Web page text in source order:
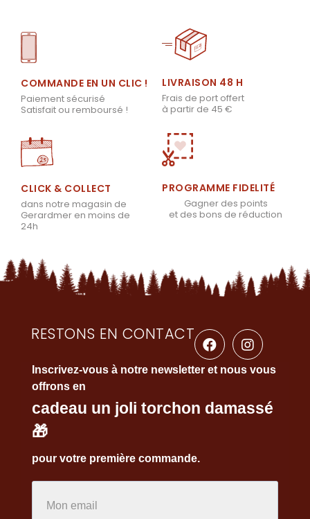
COMMANDE EN UN CLIC !
Paiement sécurisé
Satisfait ou remboursé !
LIVRAISON 48 H
Frais de port offert
à partir de 45 €
CLICK & COLLECT
dans notre magasin de
Gerardmer en moins de
24h
PROGRAMME FIDELITÉ
Gagner des points
et des bons de réduction
RESTONS EN CONTACT
Inscrivez-vous à notre newsletter et nous vous
offrons en
cadeau un joli torchon damassé
🎁
pour votre première commande.